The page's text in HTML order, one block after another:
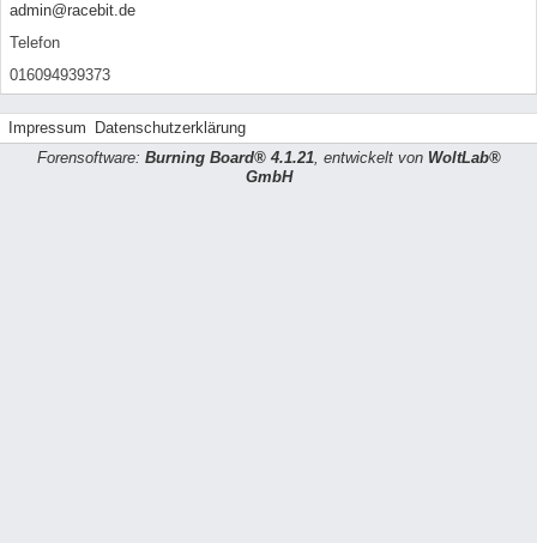
admin@racebit.de
Telefon
016094939373
Impressum
Datenschutzerklärung
Forensoftware: Burning Board® 4.1.21, entwickelt von WoltLab®
GmbH